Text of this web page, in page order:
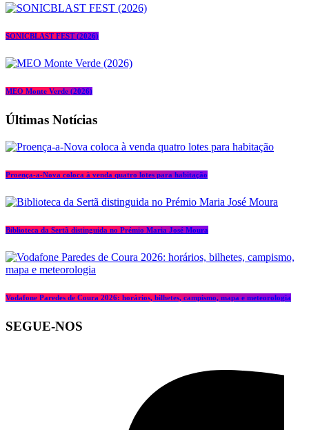
SONICBLAST FEST (2026)
MEO Monte Verde (2026)
Últimas Notícias
Proença-a-Nova coloca à venda quatro lotes para habitação
Biblioteca da Sertã distinguida no Prémio Maria José Moura
Vodafone Paredes de Coura 2026: horários, bilhetes, campismo, mapa e meteorologia
SEGUE-NOS